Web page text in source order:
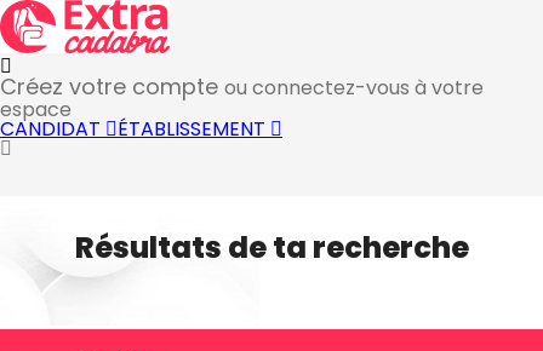
Créez votre compte ou connectez-vous à votre
espace
CANDIDAT ÉTABLISSEMENT
Résultats de ta recherche